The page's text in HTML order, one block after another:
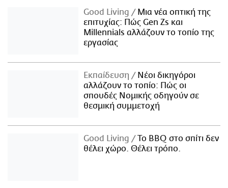
Good Living
Μια νέα οπτική της
επιτυχίας: Πώς Gen Zs και
Millennials αλλάζουν το τοπίο της
εργασίας
Εκπαίδευση
Νέοι δικηγόροι
αλλάζουν το τοπίο: Πώς οι
σπουδές Νομικής οδηγούν σε
θεσμική συμμετοχή
Good Living
Το BBQ στο σπίτι δεν
θέλει χώρο. Θέλει τρόπο.